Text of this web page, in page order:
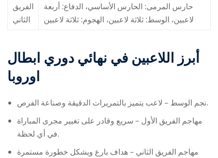
الفريق
الثاني
حارس المرمى: الحارس الأساسي، الدفاع: أربعة
لاعبين، الوسط: ثلاثة لاعبين، الهجوم: ثلاثة لاعبين
أبرز اللاعبين في نهائي دوري ابطال
اوروبا
نجم الوسط – لاعب يتميز بالتمريرات الدقيقة وصناعة الفرص.
مهاجم الفريق الأول – سريع وقادر على تغيير مجرى المباراة
في أي لحظة.
مهاجم الفريق الثاني – هداف بارع ويشكل خطورة مستمرة